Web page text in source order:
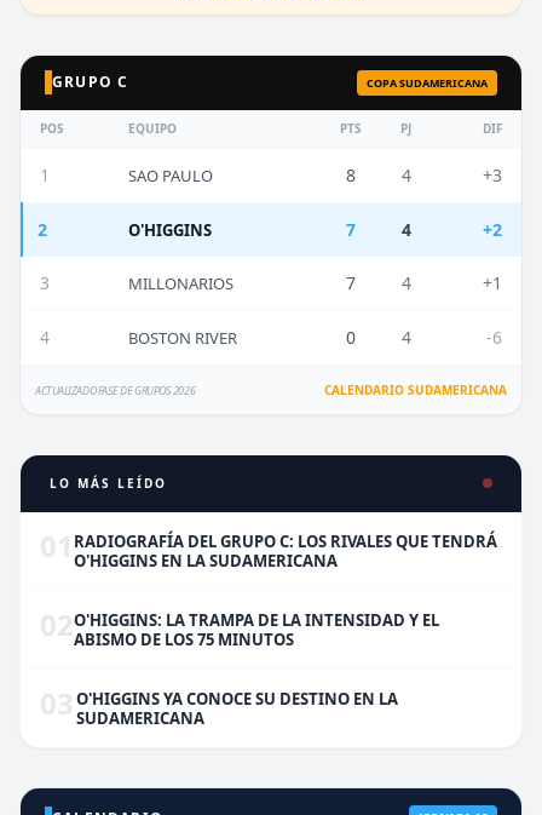
GRUPO C COPA SUDAMERICANA
POS EQUIPO PTS PJ DIF
1 SAO PAULO 8 4 +3
2 O'HIGGINS 7 4 +2
3 MILLONARIOS 7 4 +1
4 BOSTON RIVER 0 4 -6
ACTUALIZADO FASE DE GRUPOS 2026 CALENDARIO SUDAMERICANA
LO MÁS LEÍDO
01 RADIOGRAFÍA DEL GRUPO C: LOS RIVALES QUE TENDRÁ
O'HIGGINS EN LA SUDAMERICANA
02O'HIGGINS: LA TRAMPA DE LA INTENSIDAD Y EL
ABISMO DE LOS 75 MINUTOS
03 O'HIGGINS YA CONOCE SU DESTINO EN LA
SUDAMERICANA